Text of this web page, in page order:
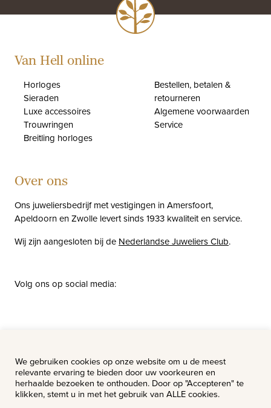
Van Hell online
Horloges
Sieraden
Luxe accessoires
Trouwringen
Breitling horloges
Bestellen, betalen &
retourneren
Algemene voorwaarden
Service
Over ons
Ons juweliersbedrijf met vestigingen in Amersfoort,
Apeldoorn en Zwolle levert sinds 1933 kwaliteit en service.
Wij zijn aangesloten bij de Nederlandse Juweliers Club.
Volg ons op social media:
Vacatures
We gebruiken cookies op onze website om u de meest
relevante ervaring te bieden door uw voorkeuren en
herhaalde bezoeken te onthouden. Door op "Accepteren" te
klikken, stemt u in met het gebruik van ALLE cookies.